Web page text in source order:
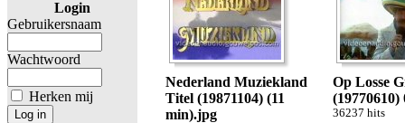
Login
Gebruikersnaam
Wachtwoord
Herken mij
Nederland Muziekland
Titel (19871104) (11
min).jpg
Op Losse
(19770610)
36237 hits